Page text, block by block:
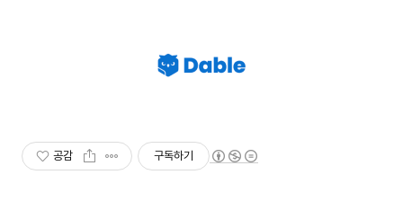
공감 구독하기